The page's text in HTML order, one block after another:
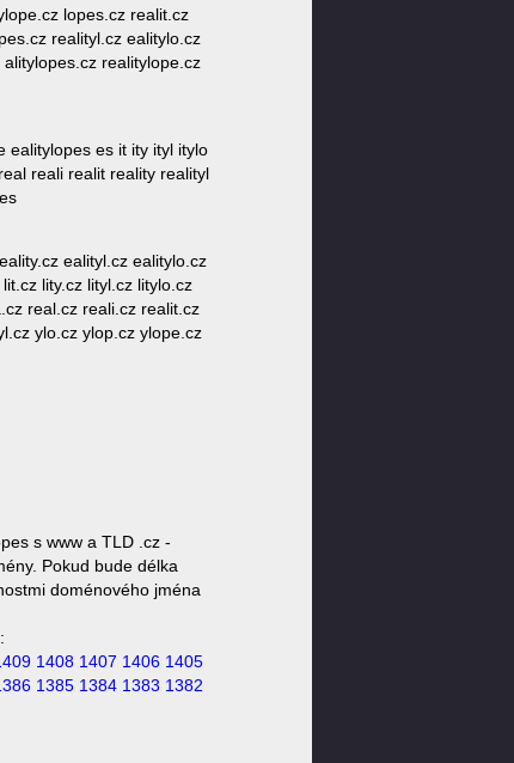
lopes.cz realit.cz
realityl.cz ealitylo.cz
realitylope.cz
ealitylopes es it ity ityl itylo
reali realit reality realityl
ealityl.cz ealitylo.cz
lity.cz lityl.cz litylo.cz
real.cz reali.cz realit.cz
ylo.cz ylop.cz ylope.cz
s www a TLD .cz -
Pokud bude délka
doménového jména
1408 1407 1406 1405
1385 1384 1383 1382